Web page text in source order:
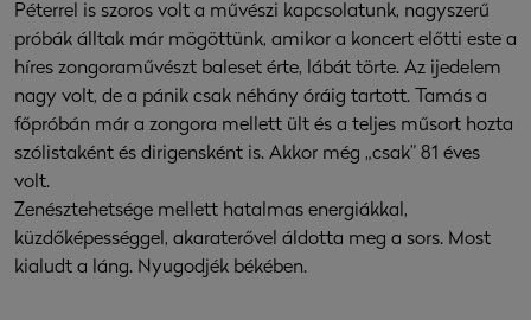
Péterrel is szoros volt a művészi kapcsolatunk, nagyszerű
próbák álltak már mögöttünk, amikor a koncert előtti este a
híres zongoraművészt baleset érte, lábát törte. Az ijedelem
nagy volt, de a pánik csak néhány óráig tartott. Tamás a
főpróbán már a zongora mellett ült és a teljes műsort hozta
szólistaként és dirigensként is. Akkor még „csak” 81 éves
volt.
Zenésztehetsége mellett hatalmas energiákkal,
küzdőképességgel, akaraterővel áldotta meg a sors. Most
kialudt a láng. Nyugodjék békében.